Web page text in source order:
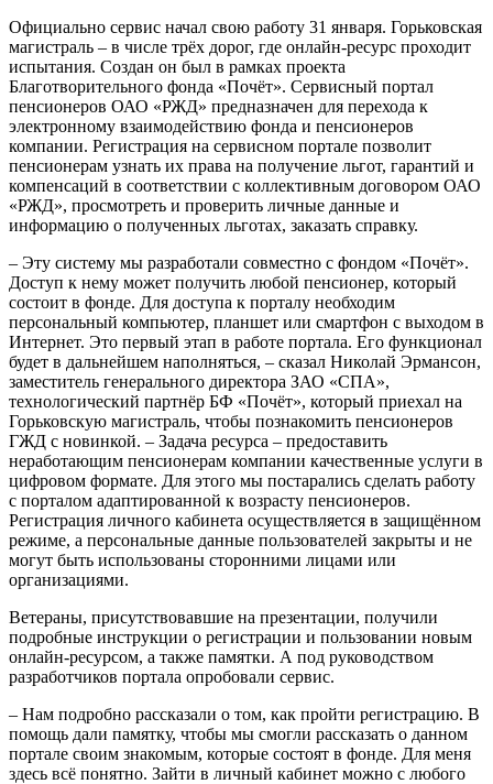
Официально сервис начал свою работу 31 января. Горьковская
магистраль – в числе трёх дорог, где онлайн-ресурс проходит
испытания. Создан он был в рамках проекта
Благотворительного фонда «Почёт». Сервисный портал
пенсионеров ОАО «РЖД» предназначен для перехода к
электронному взаимодействию фонда и пенсионеров
компании. Регистрация на сервисном портале позволит
пенсионерам узнать их права на получение льгот, гарантий и
компенсаций в соответствии с коллективным договором ОАО
«РЖД», просмотреть и проверить личные данные и
информацию о полученных льготах, заказать справку.
– Эту систему мы разработали совместно с фондом «Почёт».
Доступ к нему может получить любой пенсионер, который
состоит в фонде. Для доступа к порталу необходим
персональный компьютер, планшет или смартфон с выходом в
Интернет. Это первый этап в работе портала. Его функционал
будет в дальнейшем наполняться, – сказал Николай Эрмансон,
заместитель генерального директора ЗАО «СПА»,
технологический партнёр БФ «Почёт», который приехал на
Горьковскую магистраль, чтобы познакомить пенсионеров
ГЖД с новинкой. – Задача ресурса – предоставить
неработающим пенсионерам компании качественные услуги в
цифровом формате. Для этого мы постарались сделать работу
с порталом адаптированной к возрасту пенсионеров.
Регистрация личного кабинета осуществляется в защищённом
режиме, а персональные данные пользователей закрыты и не
могут быть использованы сторонними лицами или
организациями.
Ветераны, присутствовавшие на презентации, получили
подробные инструкции о регистрации и пользовании новым
онлайн-ресурсом, а также памятки. А под руководством
разработчиков портала опробовали сервис.
– Нам подробно рассказали о том, как пройти регистрацию. В
помощь дали памятку, чтобы мы смогли рассказать о данном
портале своим знакомым, которые состоят в фонде. Для меня
здесь всё понятно. Зайти в личный кабинет можно с любого